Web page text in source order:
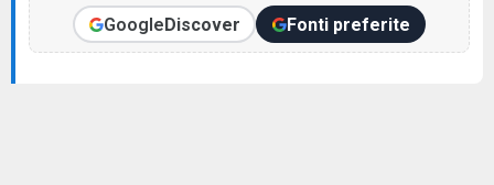
GoogleDiscover Fonti preferite